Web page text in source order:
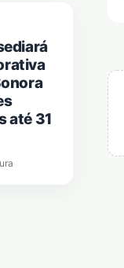
até 31